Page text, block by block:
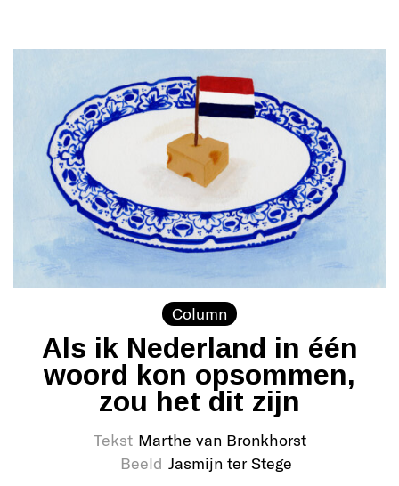
Column
Als ik Nederland in één
woord kon opsommen,
zou het dit zijn
Tekst Marthe van Bronkhorst
Beeld Jasmijn ter Stege